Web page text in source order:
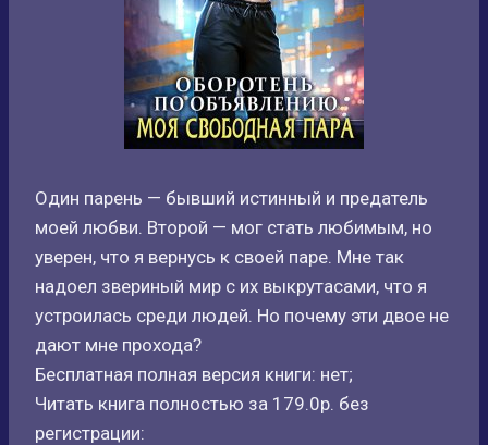
Один парень — бывший истинный и предатель
моей любви. Второй — мог стать любимым, но
уверен, что я вернусь к своей паре. Мне так
надоел звериный мир с их выкрутасами, что я
устроилась среди людей. Но почему эти двое не
дают мне прохода?
Бесплатная полная версия книги: нет;
Читать книга полностью за 179.0р. без
регистрации: